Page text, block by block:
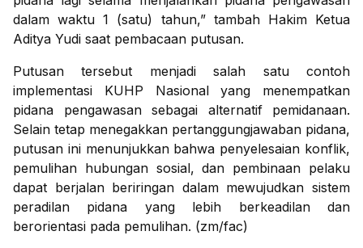
dalam waktu 1 (satu) tahun,” tambah Hakim Ketua
Aditya Yudi saat pembacaan putusan.
Putusan tersebut menjadi salah satu contoh
implementasi KUHP Nasional yang menempatkan
pidana pengawasan sebagai alternatif pemidanaan.
Selain tetap menegakkan pertanggungjawaban pidana,
putusan ini menunjukkan bahwa penyelesaian konflik,
pemulihan hubungan sosial, dan pembinaan pelaku
dapat berjalan beriringan dalam mewujudkan sistem
peradilan pidana yang lebih berkeadilan dan
berorientasi pada pemulihan. (zm/fac)